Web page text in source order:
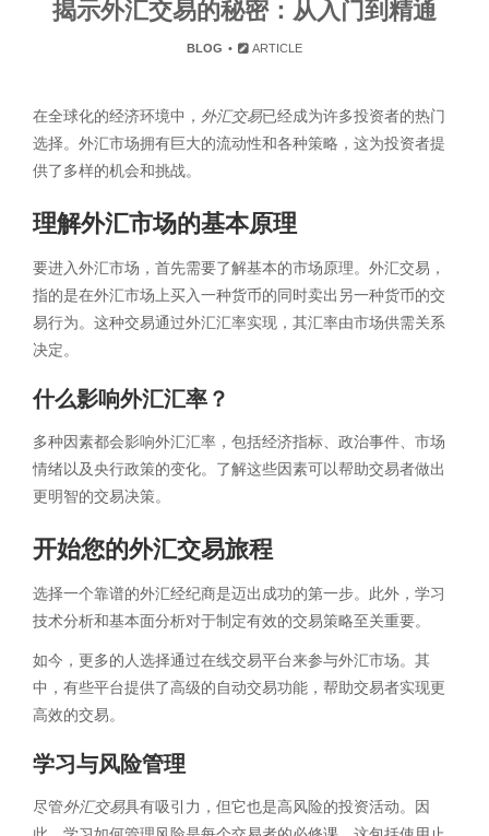
揭示外汇交易的秘密：从入门到精通
BLOG ARTICLE
在全球化的经济环境中， 外汇交易已经成为许多投资者的热门
选择。外汇市场拥有巨大的流动性和各种策略，这为投资者提
供了多样的机会和挑战。
理解外汇市场的基本原理
要进入外汇市场，首先需要了解基本的市场原理。外汇交易，
指的是在外汇市场上买入一种货币的同时卖出另一种货币的交
易行为。这种交易通过外汇汇率实现，其汇率由市场供需关系
决定。
什么影响外汇汇率？
多种因素都会影响外汇汇率，包括经济指标、政治事件、市场
情绪以及央行政策的变化。了解这些因素可以帮助交易者做出
更明智的交易决策。
开始您的外汇交易旅程
选择一个靠谱的外汇经纪商是迈出成功的第一步。此外，学习
技术分析和基本面分析对于制定有效的交易策略至关重要。
如今，更多的人选择通过在线交易平台来参与外汇市场。其
中，有些平台提供了高级的自动交易功能，帮助交易者实现更
高效的交易。
学习与风险管理
尽管外汇交易具有吸引力，但它也是高风险的投资活动。因